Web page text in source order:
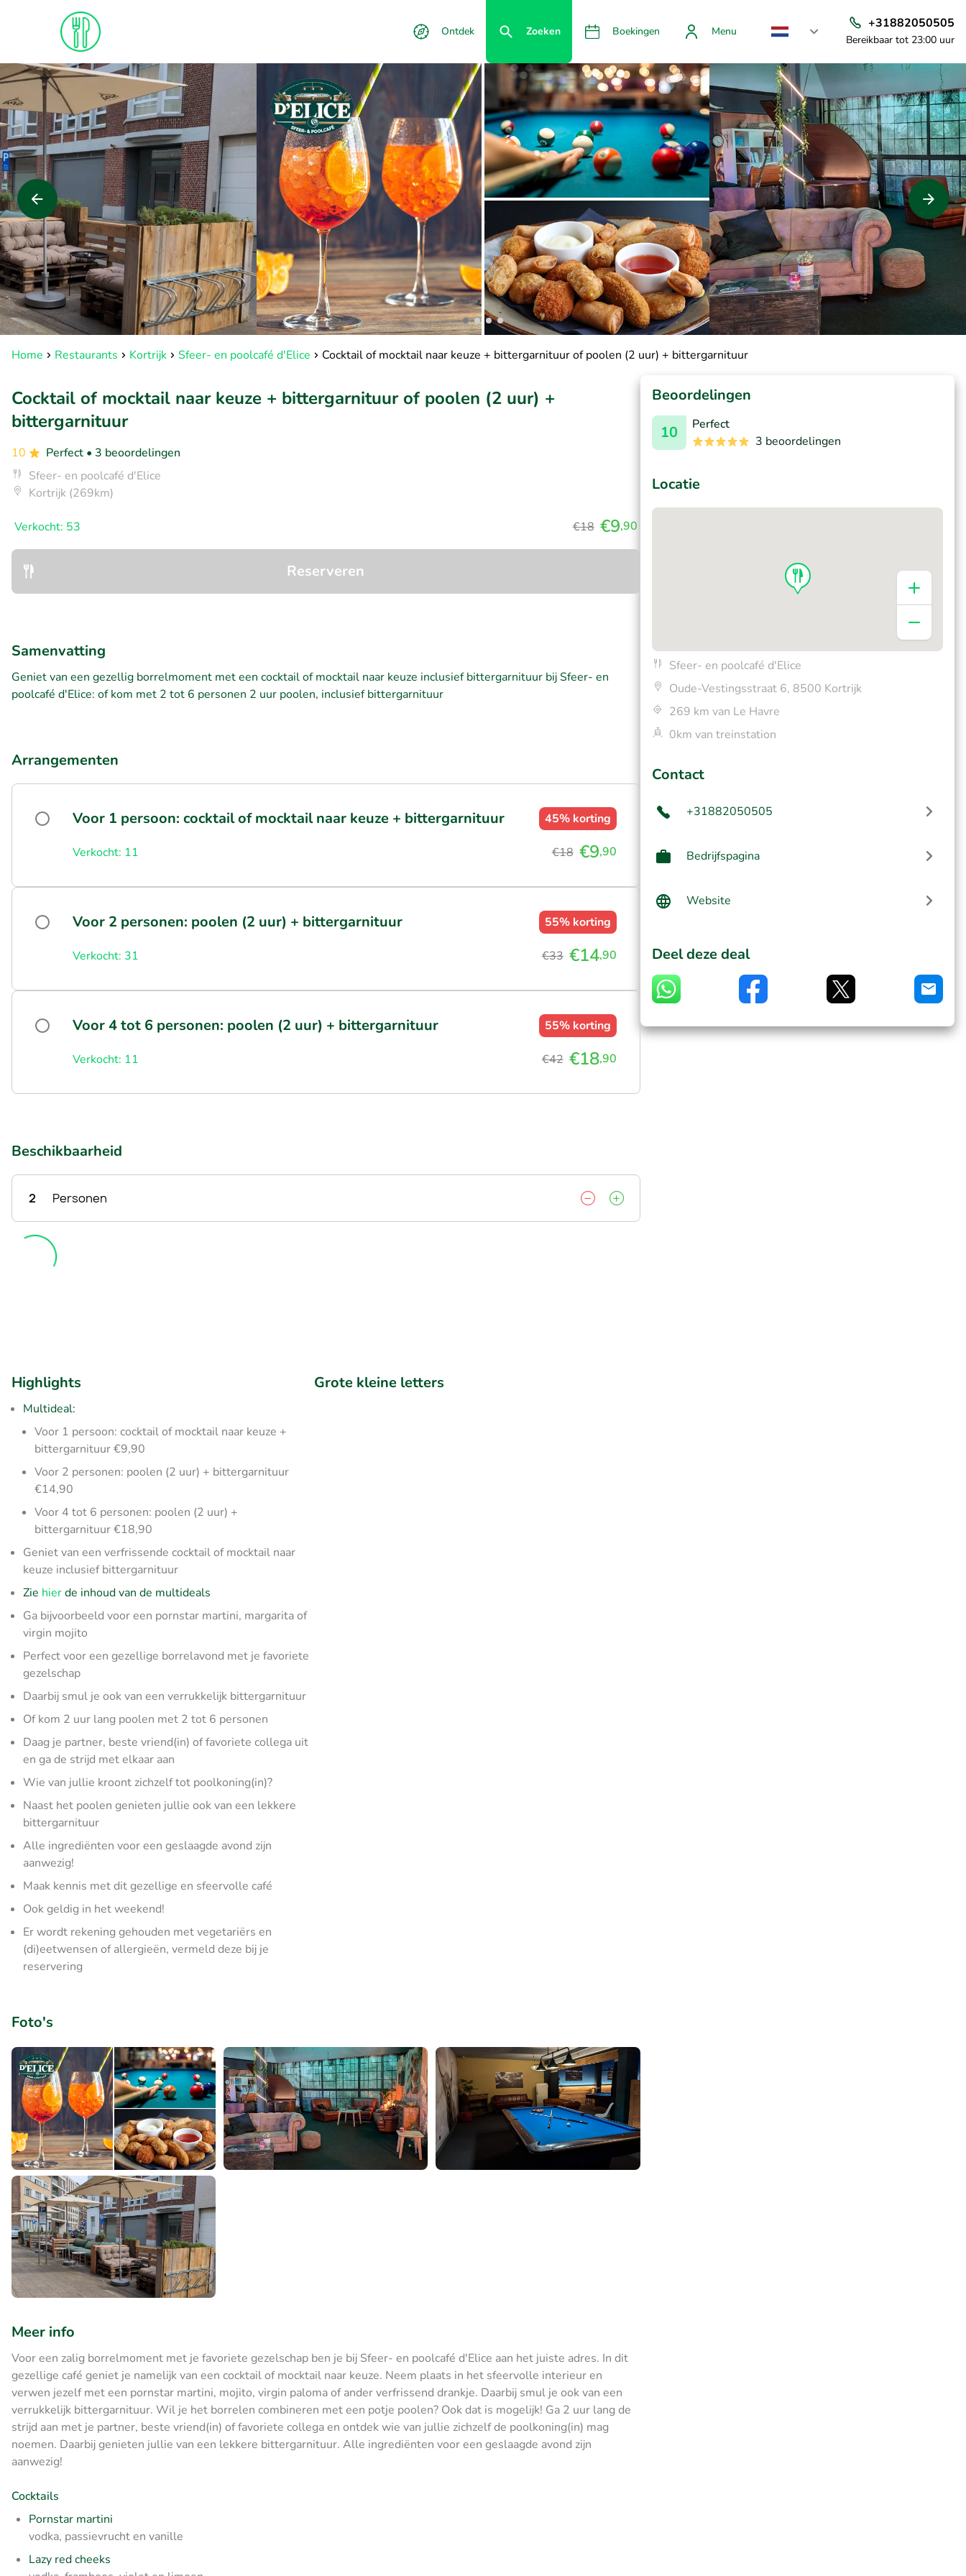
Ontdek Zoeken Boekingen Menu
+31882050505
Bereikbaar tot 23:00 uur
Home Restaurants Kortrijk Sfeer- en poolcafé d'Elice Cocktail of mocktail naar keuze + bittergarnituur of poolen (2 uur) + bittergarnituur
Cocktail of mocktail naar keuze + bittergarnituur of poolen (2 uur) +
bittergarnituur
10 Perfect • 3 beoordelingen
Sfeer- en poolcafé d'Elice
Kortrijk (269km)
Verkocht: 53 €18 €9,90
Reserveren
Samenvatting
Geniet van een gezellig borrelmoment met een cocktail of mocktail naar keuze inclusief bittergarnituur bij Sfeer- en
poolcafé d'Elice: of kom met 2 tot 6 personen 2 uur poolen, inclusief bittergarnituur
Arrangementen
Voor 1 persoon: cocktail of mocktail naar keuze + bittergarnituur 45% korting
Verkocht: 11 €18 €9,90
Voor 2 personen: poolen (2 uur) + bittergarnituur 55% korting
Verkocht: 31 €33 €14,90
Voor 4 tot 6 personen: poolen (2 uur) + bittergarnituur 55% korting
Verkocht: 11 €42 €18,90
Beschikbaarheid
2 Personen
Highlights
Multideal:
Voor 1 persoon: cocktail of mocktail naar keuze +
bittergarnituur €9,90
Voor 2 personen: poolen (2 uur) + bittergarnituur
€14,90
Voor 4 tot 6 personen: poolen (2 uur) +
bittergarnituur €18,90
Geniet van een verfrissende cocktail of mocktail naar
keuze inclusief bittergarnituur
Zie hierde inhoud van de multideals
Ga bijvoorbeeld voor een pornstar martini, margarita of
virgin mojito
Perfect voor een gezellige borrelavond met je favoriete
gezelschap
Daarbij smul je ook van een verrukkelijk bittergarnituur
Of kom 2 uur lang poolen met 2 tot 6 personen
Daag je partner, beste vriend(in) of favoriete collega uit
en ga de strijd met elkaar aan
Wie van jullie kroont zichzelf tot poolkoning(in)?
Naast het poolen genieten jullie ook van een lekkere
bittergarnituur
Alle ingrediënten voor een geslaagde avond zijn
aanwezig!
Maak kennis met dit gezellige en sfeervolle café
Ook geldig in het weekend!
Er wordt rekening gehouden met vegetariërs en
(di)eetwensen of allergieën, vermeld deze bij je
reservering
Grote kleine letters
Foto's
Meer info
Voor een zalig borrelmoment met je favoriete gezelschap ben je bij Sfeer- en poolcafé d'Elice aan het juiste adres. In dit
gezellige café geniet je namelijk van een cocktail of mocktail naar keuze. Neem plaats in het sfeervolle interieur en
verwen jezelf met een pornstar martini, mojito, virgin paloma of ander verfrissend drankje. Daarbij smul je ook van een
verrukkelijk bittergarnituur. Wil je het borrelen combineren met een potje poolen? Ook dat is mogelijk! Ga 2 uur lang de
strijd aan met je partner, beste vriend(in) of favoriete collega en ontdek wie van jullie zichzelf de poolkoning(in) mag
noemen. Daarbij genieten jullie van een lekkere bittergarnituur. Alle ingrediënten voor een geslaagde avond zijn
aanwezig!
Cocktails
Pornstar martini
vodka, passievrucht en vanille
Lazy red cheeks
Beoordelingen
10
Perfect
3 beoordelingen
Locatie
Sfeer- en poolcafé d'Elice
Oude-Vestingsstraat 6, 8500 Kortrijk
269 km van Le Havre
0km van treinstation
Contact
+31882050505
Bedrijfspagina
Website
Deel deze deal